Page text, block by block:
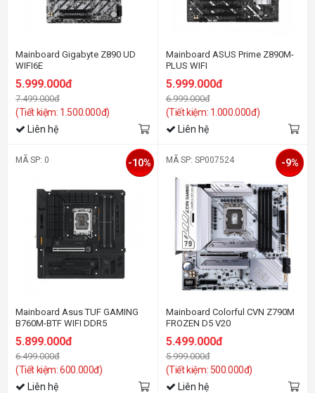
Mainboard Gigabyte Z890 UD
WIFI6E
5.999.000đ
7.499.000đ
(Tiết kiệm: 1.500.000đ)
Liên hệ
Mainboard ASUS Prime Z890M-
PLUS WIFI
5.999.000đ
6.999.000đ
(Tiết kiệm: 1.000.000đ)
Liên hệ
MÃ SP: 0
Mainboard Asus TUF GAMING
B760M-BTF WIFI DDR5
5.899.000đ
6.499.000đ
(Tiết kiệm: 600.000đ)
-10%
Liên hệ
MÃ SP: SP007524
Mainboard Colorful CVN Z790M
FROZEN D5 V20
5.499.000đ
5.999.000đ
(Tiết kiệm: 500.000đ)
-9%
Liên hệ